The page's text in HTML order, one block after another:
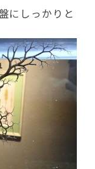
にしっかりと